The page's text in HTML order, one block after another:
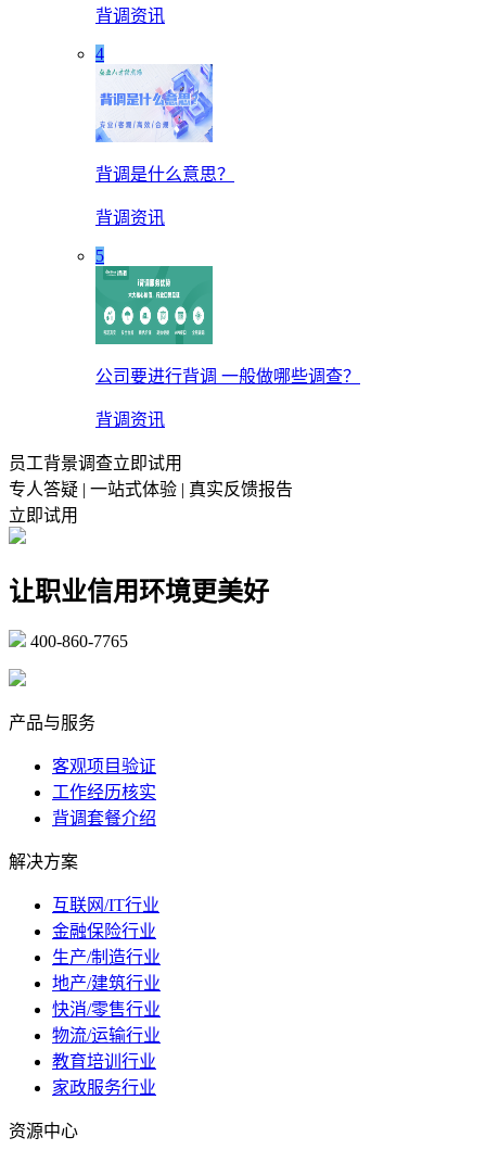
背调资讯
4
背调是什么意思？
背调资讯
5
公司要进行背调 一般做哪些调查？
背调资讯
员工背景调查立即试用
专人答疑 | 一站式体验 | 真实反馈报告
立即试用
让职业信用环境更美好
400-860-7765
产品与服务
客观项目验证
工作经历核实
背调套餐介绍
解决方案
互联网/IT行业
金融保险行业
生产/制造行业
地产/建筑行业
快消/零售行业
物流/运输行业
教育培训行业
家政服务行业
资源中心